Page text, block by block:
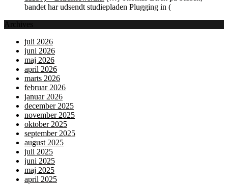
bandet har udsendt studiepladen Plugging in (
Archives
juli 2026
juni 2026
maj 2026
april 2026
marts 2026
februar 2026
januar 2026
december 2025
november 2025
oktober 2025
september 2025
august 2025
juli 2025
juni 2025
maj 2025
april 2025